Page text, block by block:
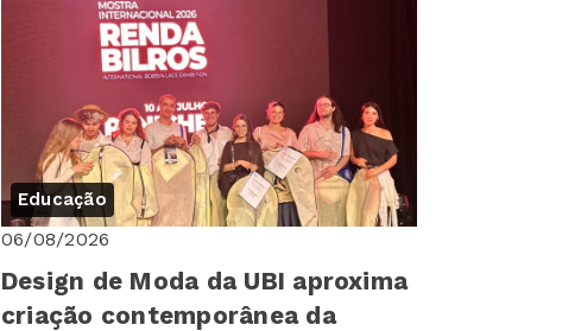
Educação
06/08/2026
Design de Moda da UBI aproxima
criação contemporânea da